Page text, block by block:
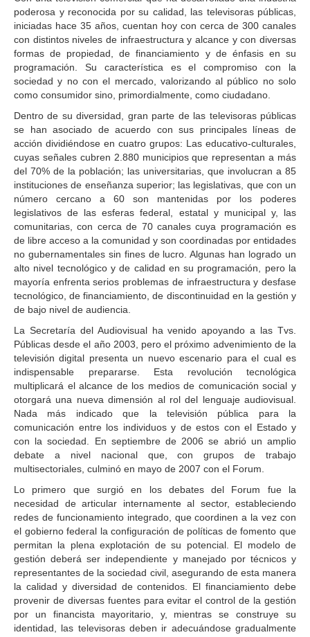
poderosa y reconocida por su calidad, las televisoras públicas,
iniciadas hace 35 años, cuentan hoy con cerca de 300 canales
con distintos niveles de infraestructura y alcance y con diversas
formas de propiedad, de financiamiento y de énfasis en su
programación. Su característica es el compromiso con la
sociedad y no con el mercado, valorizando al público no solo
como consumidor sino, primordialmente, como ciudadano.
Dentro de su diversidad, gran parte de las televisoras públicas
se han asociado de acuerdo con sus principales líneas de
acción dividiéndose en cuatro grupos: Las educativo-culturales,
cuyas señales cubren 2.880 municipios que representan a más
del 70% de la población; las universitarias, que involucran a 85
instituciones de enseñanza superior; las legislativas, que con un
número cercano a 60 son mantenidas por los poderes
legislativos de las esferas federal, estatal y municipal y, las
comunitarias, con cerca de 70 canales cuya programación es
de libre acceso a la comunidad y son coordinadas por entidades
no gubernamentales sin fines de lucro. Algunas han logrado un
alto nivel tecnológico y de calidad en su programación, pero la
mayoría enfrenta serios problemas de infraestructura y desfase
tecnológico, de financiamiento, de discontinuidad en la gestión y
de bajo nivel de audiencia.
La Secretaría del Audiovisual ha venido apoyando a las Tvs.
Públicas desde el año 2003, pero el próximo advenimiento de la
televisión digital presenta un nuevo escenario para el cual es
indispensable prepararse. Esta revolución tecnológica
multiplicará el alcance de los medios de comunicación social y
otorgará una nueva dimensión al rol del lenguaje audiovisual.
Nada más indicado que la televisión pública para la
comunicación entre los individuos y de estos con el Estado y
con la sociedad. En septiembre de 2006 se abrió un amplio
debate a nivel nacional que, con grupos de trabajo
multisectoriales, culminó en mayo de 2007 con el Forum.
Lo primero que surgió en los debates del Forum fue la
necesidad de articular internamente al sector, estableciendo
redes de funcionamiento integrado, que coordinen a la vez con
el gobierno federal la configuración de políticas de fomento que
permitan la plena explotación de su potencial. El modelo de
gestión deberá ser independiente y manejado por técnicos y
representantes de la sociedad civil, asegurando de esta manera
la calidad y diversidad de contenidos. El financiamiento debe
provenir de diversas fuentes para evitar el control de la gestión
por un financista mayoritario, y, mientras se construye su
identidad, las televisoras deben ir adecuándose gradualmente